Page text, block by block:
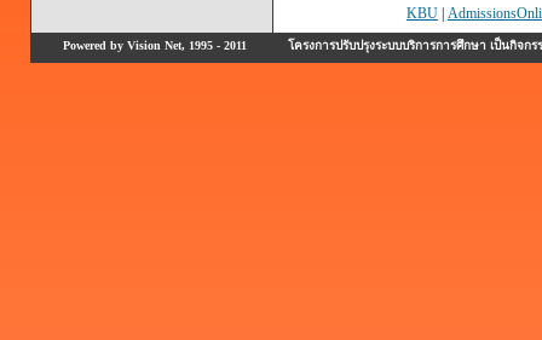
KBU
Powered by Vision Net, 1995 - 2011 โครงการปรับปรุงระบบบริการการศึกษา เป็นกิ